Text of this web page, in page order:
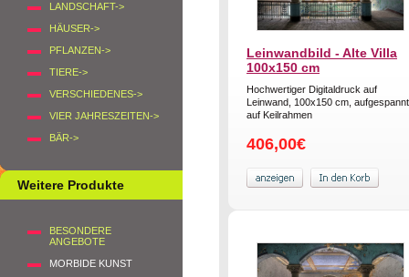
LANDSCHAFT->
HÄUSER->
PFLANZEN->
TIERE->
VERSCHIEDENES->
VIER JAHRESZEITEN->
BÄR->
Weitere Produkte
BESONDERE
ANGEBOTE
MORBIDE KUNST
Leinwandbild - Alte Villa
100x150 cm
Hochwertiger Digitaldruck auf
Leinwand, 100x150 cm, aufgespannt
auf Keilrahmen
406,00€